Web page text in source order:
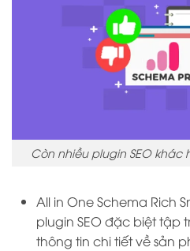
Còn nhiều plugin SEO khác
All in One Schema Rich
plugin SEO đặc biệt
thông tin chi tiết về sản